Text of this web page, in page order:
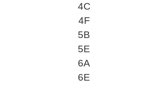
4C
4F
5B
5E
6A
6E